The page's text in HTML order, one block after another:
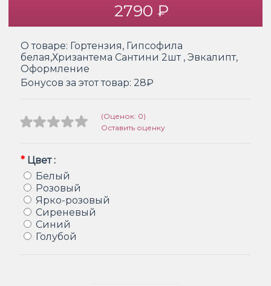
2790 ₽
О товаре: Гортензия, Гипсофила
белая,Хризантема Сантини 2шт , Эвкалипт,
Оформление
Бонусов за этот товар: 28₽
(Оценок: 0)
Оставить оценку
* Цвет :
Белый
Розовый
Ярко-розовый
Сиреневый
Синий
Голубой